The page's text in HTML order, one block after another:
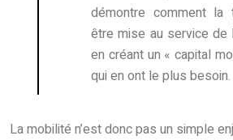
démontre comment la
être mise au service de
en créant un « capital
qui en ont le plus besoin.
La mobilité n’est donc pas un simple